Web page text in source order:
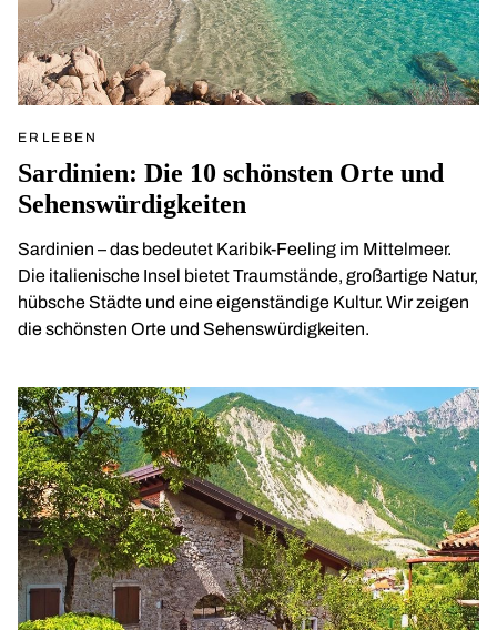
ERLEBEN
Sardinien: Die 10 schönsten Orte und
Sehenswürdigkeiten
Sardinien – das bedeutet Karibik-Feeling im Mittelmeer.
Die italienische Insel bietet Traumstände, großartige Natur,
hübsche Städte und eine eigenständige Kultur. Wir zeigen
die schönsten Orte und Sehenswürdigkeiten.